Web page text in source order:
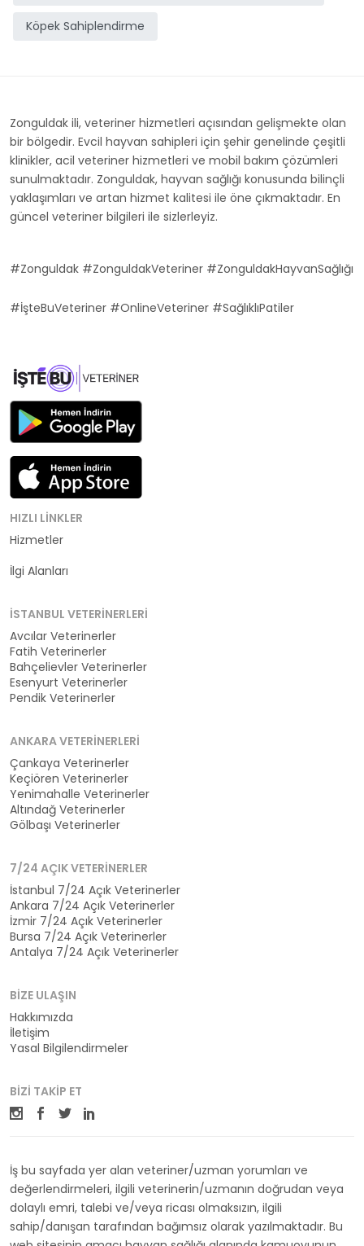
Köpek Sahiplendirme
Zonguldak ili, veteriner hizmetleri açısından gelişmekte olan
bir bölgedir. Evcil hayvan sahipleri için şehir genelinde çeşitli
klinikler, acil veteriner hizmetleri ve mobil bakım çözümleri
sunulmaktadır. Zonguldak, hayvan sağlığı konusunda bilinçli
yaklaşımları ve artan hizmet kalitesi ile öne çıkmaktadır. En
güncel veteriner bilgileri ile sizlerleyiz.
#Zonguldak #ZonguldakVeteriner #ZonguldakHayvanSağlığı
#İşteBuVeteriner #OnlineVeteriner #SağlıklıPatiler
HIZLI LINKLER
Hizmetler
İlgi Alanları
İSTANBUL VETERINERLERI
Avcılar Veterinerler
Fatih Veterinerler
Bahçelievler Veterinerler
Esenyurt Veterinerler
Pendik Veterinerler
ANKARA VETERINERLERI
Çankaya Veterinerler
Keçiören Veterinerler
Yenimahalle Veterinerler
Altındağ Veterinerler
Gölbaşı Veterinerler
7/24 AÇIK VETERINERLER
İstanbul 7/24 Açık Veterinerler
Ankara 7/24 Açık Veterinerler
İzmir 7/24 Açık Veterinerler
Bursa 7/24 Açık Veterinerler
Antalya 7/24 Açık Veterinerler
BIZE ULAŞIN
Hakkımızda
İletişim
Yasal Bilgilendirmeler
BIZI TAKIP ET
İş bu sayfada yer alan veteriner/uzman yorumları ve
değerlendirmeleri, ilgili veterinerin/uzmanın doğrudan veya
dolaylı emri, talebi ve/veya ricası olmaksızın, ilgili
sahip/danışan tarafından bağımsız olarak yazılmaktadır. Bu